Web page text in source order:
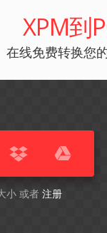
XPM到
在线免费转换您
小 或者 注册